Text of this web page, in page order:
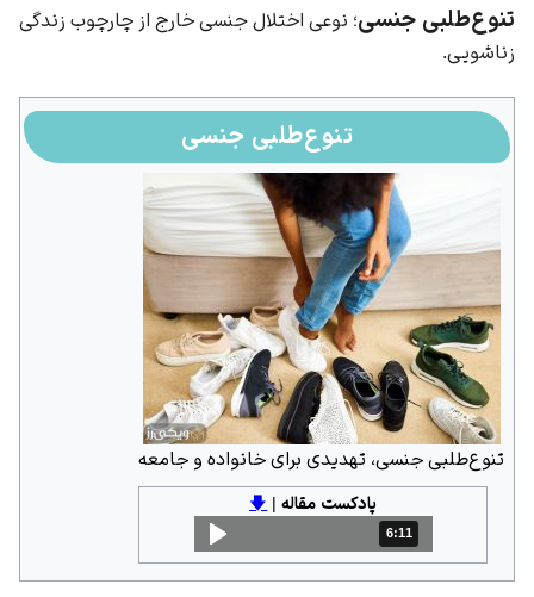
تنوع‌طلبی جنسی؛ نوعی اختلال جنسی خارج از چارچوب زندگی
زناشویی.
تنوع‌طلبی جنسی
تنوع‌طلبی جنسی، تهدیدی برای خانواده و جامعه
پادکست مقاله|
🡇
مدت: 6 دقیقه و 11 ثانیه
6:11